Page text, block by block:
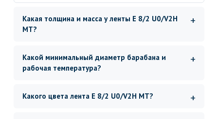
Какая толщина и масса у ленты E 8/2 U0/V2H
MT?
Какой минимальный диаметр барабана и
рабочая температура?
Какого цвета лента E 8/2 U0/V2H MT?